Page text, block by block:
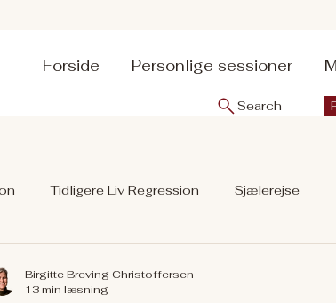
Forside Personlige sessioner
Search
Tidligere Liv Regression Sjælerejse
Birgitte Breving Christoffersen
13 min læsning